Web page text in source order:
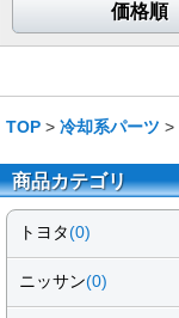
価格順
TOP > 冷却系パーツ >
商品カテゴリ
トヨタ(0)
ニッサン(0)